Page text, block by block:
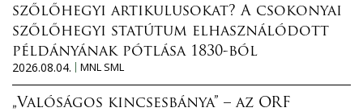
szőlőhegyi artikulusokat? A csokonyai
szőlőhegyi statútum elhasználódott
példányának pótlása 1830-ból
2026.08.04.
MNL SML
„Valóságos kincsesbánya” – az ORF